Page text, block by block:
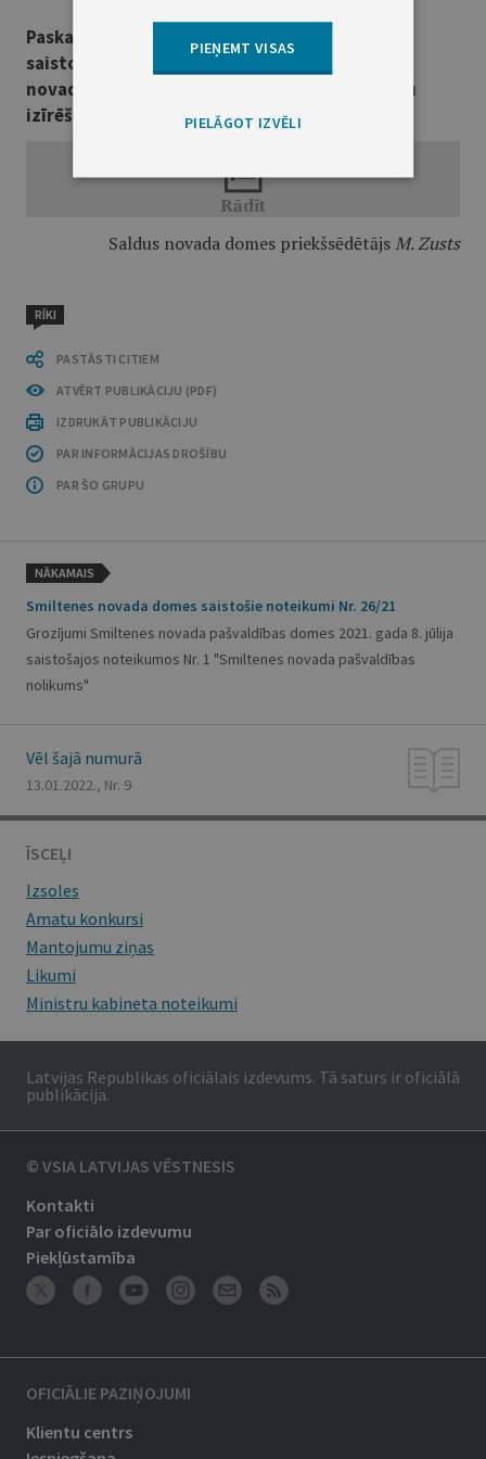
Paskaidrojuma raksts
saistošajiem noteikumiem Nr. 75 "Par Saldus
novada pašvaldībai piederošo dzīvojamo telpu
izīrēšanas kārtību"
Saldus novada domes priekšsēdētājsM. Zusts
RĪKI
PASTĀSTI CITIEM
ATVĒRT PUBLIKĀCIJU (PDF)
IZDRUKĀT PUBLIKĀCIJU
PAR INFORMĀCIJAS DROŠĪBU
PAR ŠO GRUPU
NĀKAMAIS
Smiltenes novada domes saistošie noteikumi Nr. 26/21
Grozījumi Smiltenes novada pašvaldības domes 2021. gada 8. jūlija
saistošajos noteikumos Nr. 1 "Smiltenes novada pašvaldības
nolikums"
Vēl šajā numurā
13.01.2022., Nr. 9
ĪSCEĻI
Izsoles
Amatu konkursi
Mantojumu ziņas
Likumi
Ministru kabineta noteikumi
Latvijas Republikas oficiālais izdevums. Tā saturs ir oficiālā
publikācija.
© VSIA LATVIJAS VĒSTNESIS
Kontakti
Par oficiālo izdevumu
Piekļūstamība
OFICIĀLIE PAZIŅOJUMI
Klientu centrs
PIEŅEMT VISAS
PIELĀGOT IZVĒLI